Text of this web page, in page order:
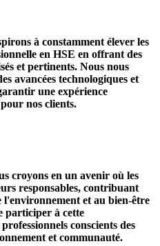
à constamment élever les
en HSE en offrant des
et pertinents. Nous nous
avancées technologiques et
une expérience
nos clients.
croyons en un avenir où les
responsables, contribuant
l'environnement et au bien-être
participer à cette
conscients des
et communauté.